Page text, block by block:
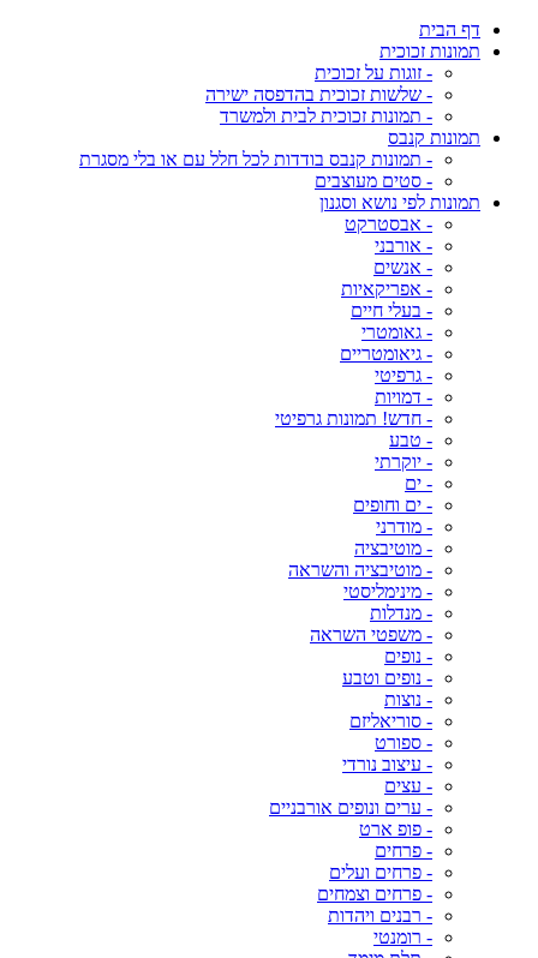
דף הבית
תמונות זכוכית
- זוגות על זכוכית
- שלשות זכוכית בהדפסה ישירה
- תמונות זכוכית לבית ולמשרד
תמונות קנבס
- תמונות קנבס בודדות לכל חלל עם או בלי מסגרת
- סטים מעוצבים
תמונות לפי נושא וסגנון
- אבסטרקט
- אורבני
- אנשים
- אפריקאיות
- בעלי חיים
- גאומטרי
- גיאומטריים
- גרפיטי
- דמויות
- חדש! תמונות גרפיטי
- טבע
- יוקרתי
- ים
- ים וחופים
- מודרני
- מוטיבציה
- מוטיבציה והשראה
- מינימליסטי
- מנדלות
- משפטי השראה
- נופים
- נופים וטבע
- נוצות
- סוריאליזם
- ספורט
- עיצוב נורדי
- עצים
- ערים ונופים אורבניים
- פופ ארט
- פרחים
- פרחים ועלים
- פרחים וצמחים
- רבנים ויהדות
- רומנטי